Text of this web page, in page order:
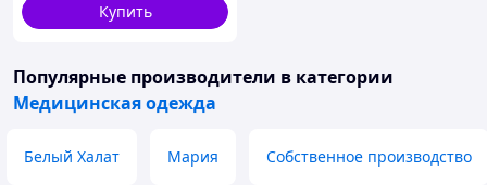
Купить
Популярные производители в категории
Медицинская одежда
Белый Халат Мария Собственное производство